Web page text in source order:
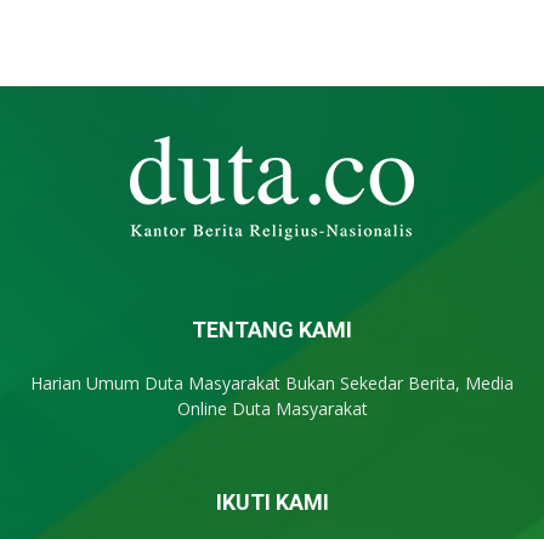
TENTANG KAMI
Harian Umum Duta Masyarakat Bukan Sekedar Berita, Media
Online Duta Masyarakat
IKUTI KAMI